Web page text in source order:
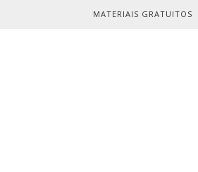
MATERIAIS GRATUITOS